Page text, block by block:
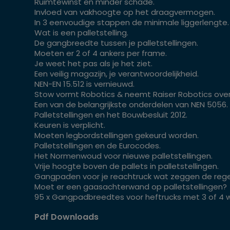
Invloed van vakhoogte op het draagvermogen.
In 3 eenvoudige stappen de minimale liggerlengte.
Wat is een palletstelling.
De gangbreedte tussen je palletstellingen.
Moeten er 2 of 4 ankers per frame.
Je weet het pas als je het ziet.
Een veilig magazijn, je verantwoordelijkheid.
NEN-EN 15.512 is vernieuwd.
Stow vormt Robotics & neemt Raiser Robotics
Een van de belangrijkste onderdelen van NEN 5056.
Palletstellingen en het Bouwbesluit 2012.
Keuren is verplicht.
Moeten legbordstellingen gekeurd worden.
Palletstellingen en de Eurocodes.
Het Normenwoud voor nieuwe palletstellingen.
Vrije hoogte boven de pallets in palletstellingen.
Gangpaden voor je reachtruck wat zeggen de
Moet er een gaasachterwand op palletstellingen?
95 x Gangpadbreedtes voor heftrucks met 3 of 4
Pdf Downloads